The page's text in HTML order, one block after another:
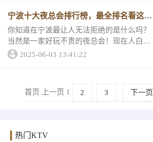
市鄞州...
宁波十大夜总会排行榜，最全排名看这一
篇文章就可以了
你知道在宁波最让人无法拒绝的是什么吗？
当然是一家好玩不贵的夜总会！现在人白天
忙碌，生活都基本集中在晚上，那么宁波有
2025-06-03 13:41:22
首页 上一页 1 2 3 下一页
热门KTV